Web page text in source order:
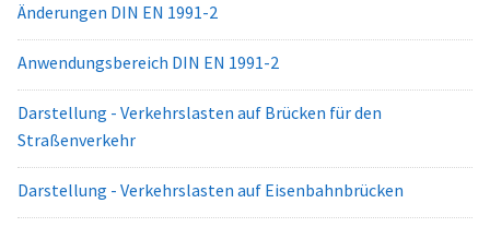
Änderungen DIN EN 1991-2
Anwendungsbereich DIN EN 1991-2
Darstellung - Verkehrslasten auf Brücken für den
Straßenverkehr
Darstellung - Verkehrslasten auf Eisenbahnbrücken